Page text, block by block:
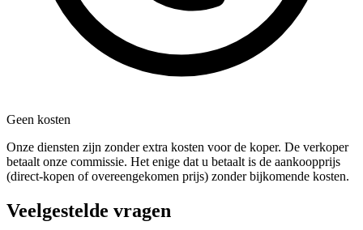
Geen kosten
Onze diensten zijn zonder extra kosten voor de koper. De verkoper
betaalt onze commissie. Het enige dat u betaalt is de aankoopprijs
(direct-kopen of overeengekomen prijs) zonder bijkomende kosten.
Veelgestelde vragen